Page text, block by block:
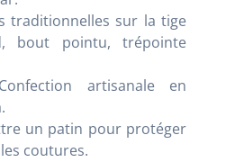
traditionnelles sur la tige
bout pointu, trépointe
artisanale en
un patin pour protéger
coutures.